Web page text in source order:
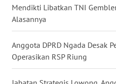
Mendikti Libatkan TNI
Alasannya
Anggota DPRD Ngada Desak
Operasikan RSP Riung
SULBAR
WN
BABEL
WN